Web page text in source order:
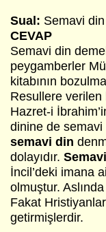
Sual: Semavi
CEVAP
Semavi din
peygamberler
kitabının
Resullere verilen
Hazret-i
dinine de
semavi din
dolayıdır.
İncil’deki imana
olmuştur.
Fakat
getirmişlerdir.